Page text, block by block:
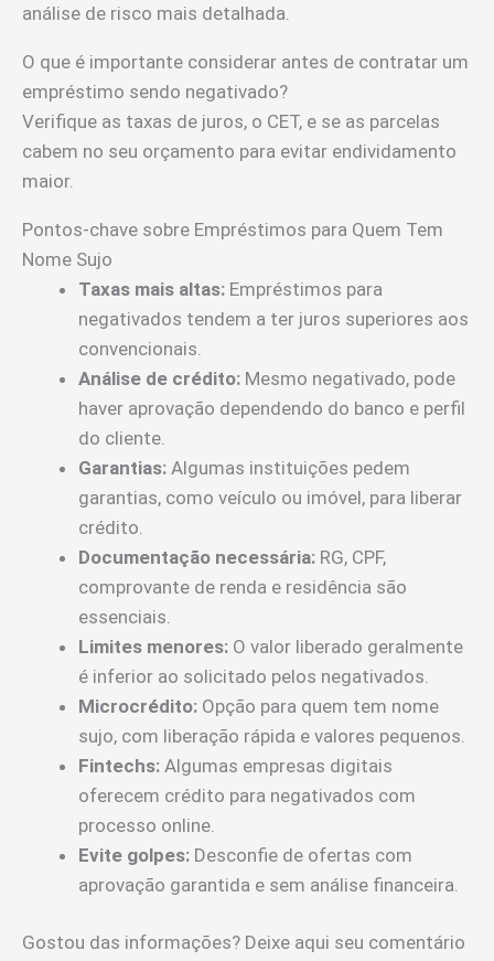
análise de risco mais detalhada.
O que é importante considerar antes de contratar um
empréstimo sendo negativado?
Verifique as taxas de juros, o CET, e se as parcelas
cabem no seu orçamento para evitar endividamento
maior.
Pontos-chave sobre Empréstimos para Quem Tem
Nome Sujo
Taxas mais altas: Empréstimos para
negativados tendem a ter juros superiores aos
convencionais.
Análise de crédito: Mesmo negativado, pode
haver aprovação dependendo do banco e perfil
do cliente.
Garantias: Algumas instituições pedem
garantias, como veículo ou imóvel, para liberar
crédito.
Documentação necessária: RG, CPF,
comprovante de renda e residência são
essenciais.
Limites menores: O valor liberado geralmente
é inferior ao solicitado pelos negativados.
Microcrédito: Opção para quem tem nome
sujo, com liberação rápida e valores pequenos.
Fintechs: Algumas empresas digitais
oferecem crédito para negativados com
processo online.
Evite golpes: Desconfie de ofertas com
aprovação garantida e sem análise financeira.
Gostou das informações? Deixe aqui seu comentário